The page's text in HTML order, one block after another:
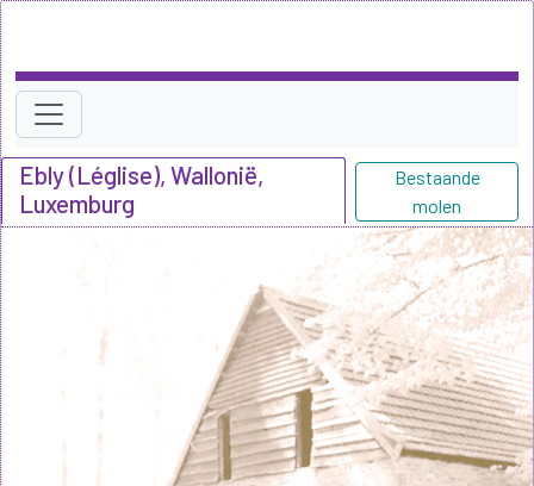
Ebly (Léglise), Wallonië,
Luxemburg
Bestaande
molen